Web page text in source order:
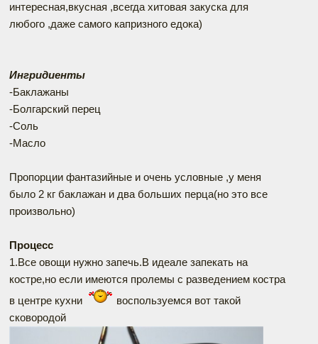
интересная,вкусная ,всегда хитовая закуска для
любого ,даже самого капризного едока)
Ингридиенты
-Баклажаны
-Болгарский перец
-Соль
-Масло
Пропорции фантазийные и очень условные ,у меня
было 2 кг баклажан и два больших перца(но это все
произвольно)
Процесс
1.Все овощи нужно запечь.В идеале запекать на
костре,но если имеются пролемы с разведением костра
в центре кухни
воспользуемся вот такой
сковородой